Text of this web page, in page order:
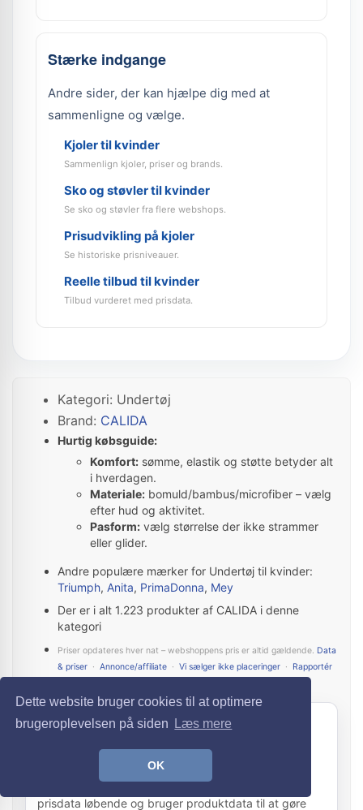
Dette website bruger cookies til at optimere
brugeroplevelsen på siden
Læs mere
OK
Stærke indgange
Andre sider, der kan hjælpe dig med at
sammenligne og vælge.
Kjoler til kvinder
Sammenlign kjoler, priser og brands.
Sko og støvler til kvinder
Se sko og støvler fra flere webshops.
Prisudvikling på kjoler
Se historiske prisniveauer.
Reelle tilbud til kvinder
Tilbud vurderet med prisdata.
Kategori: Undertøj
Brand: CALIDA
Hurtig købsguide:
Komfort: sømme, elastik og støtte betyder alt
i hverdagen.
Materiale: bomuld/bambus/microfiber – vælg
efter hud og aktivitet.
Pasform: vælg størrelse der ikke strammer
eller glider.
Andre populære mærker for Undertøj til kvinder:
Triumph, Anita, PrimaDonna, Mey
Der er i alt 1.223 produkter af CALIDA i denne
kategori
Priser opdateres hver nat – webshoppens pris er altid gældende. Data
& priser · Annonce/affiliate · Vi sælger ikke placeringer · Rapportér
GENNEMSIGTIGHED
prisdata løbende og bruger produktdata til at gøre